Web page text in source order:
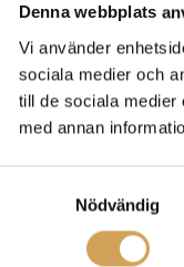
Denna webbplats
Vi använder
sociala medier och
till de sociala
med annan
Nödvändig
alternativen
väljas
produktsidan
»
produkten